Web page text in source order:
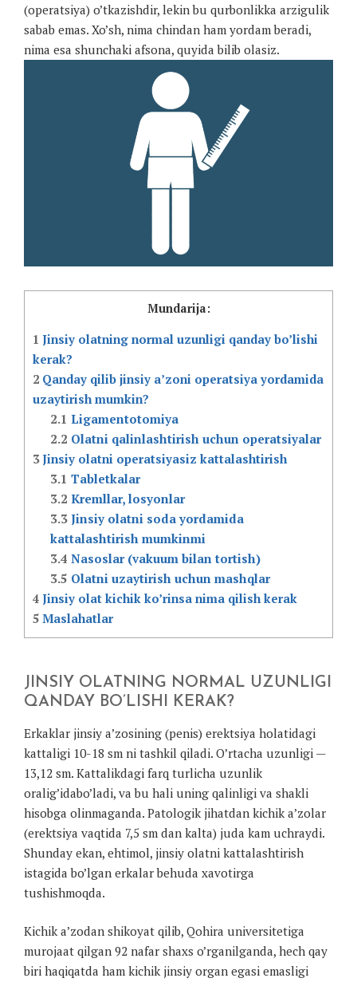
(operatsiya) o’tkazishdir, lekin bu qurbonlikka arzigulik
sabab emas. Xo’sh, nima chindan ham yordam beradi,
nima esa shunchaki afsona, quyida bilib olasiz.
Mundarija:
1 Jinsiy olatning normal uzunligi qanday bo’lishi
kerak?
2 Qanday qilib jinsiy a’zoni operatsiya yordamida
uzaytirish mumkin?
2.1 Ligamentotomiya
2.2 Olatni qalinlashtirish uchun operatsiyalar
3Jinsiy olatni operatsiyasiz kattalashtirish
3.1 Tabletkalar
3.2 Kremllar, losyonlar
3.3 Jinsiy olatni soda yordamida
kattalashtirish mumkinmi
3.4 Nasoslar (vakuum bilan tortish)
3.5 Olatni uzaytirish uchun mashqlar
4 Jinsiy olat kichik ko’rinsa nima qilish kerak
5 Maslahatlar
JINSIY OLATNING NORMAL UZUNLIGI
QANDAY BO’LISHI KERAK?
Erkaklar jinsiy a’zosining (penis) erektsiya holatidagi
kattaligi 10-18 sm ni tashkil qiladi. O’rtacha uzunligi —
13,12 sm. Kattalikdagi farq turlicha uzunlik
oralig’idabo’ladi, va bu hali uning qalinligi va shakli
hisobga olinmaganda. Patologik jihatdan kichik a’zolar
(erektsiya vaqtida 7,5 sm dan kalta) juda kam uchraydi.
Shunday ekan, ehtimol, jinsiy olatni kattalashtirish
istagida bo’lgan erkalar behuda xavotirga
tushishmoqda.
Kichik a’zodan shikoyat qilib, Qohira universitetiga
murojaat qilgan 92 nafar shaxs o’rganilganda, hech qay
biri haqiqatda ham kichik jinsiy organ egasi emasligi